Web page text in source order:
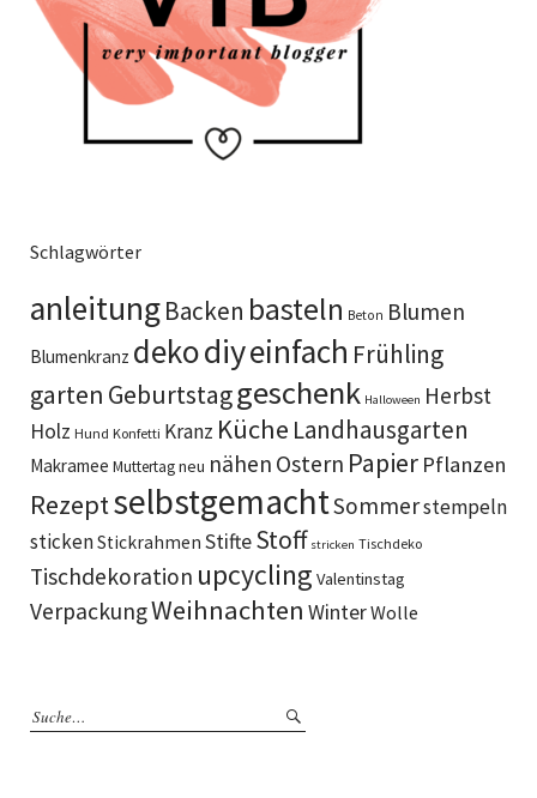
Schlagwörter
anleitungBacken basteln Beton Blumen
Blumenkranz dekodiyeinfach Frühling
garten Geburtstaggeschenk Halloween Herbst
Holz Hund Konfetti Kranz Küche Landhausgarten
Makramee Muttertagneu nähen Ostern Papier Pflanzen
RezeptselbstgemachtSommerstempeln
stickenStickrahmen StifteStoff stricken Tischdeko
Tischdekoration upcycling Valentinstag
VerpackungWeihnachten WinterWolle